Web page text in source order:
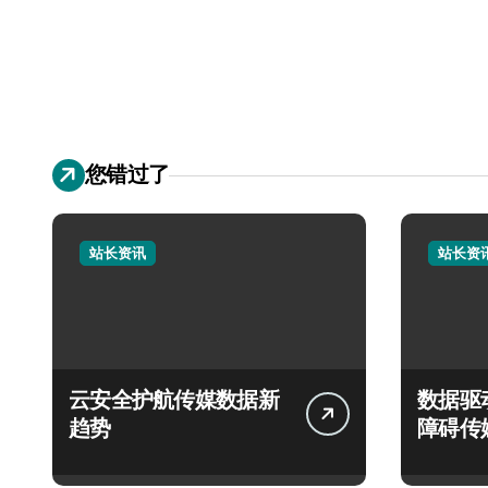
您错过了
站长资讯
云安全护航传媒数据新
趋势
站长资
数据驱
障碍传